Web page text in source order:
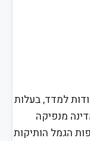
למדד, בעלות
מנפיקה
הגמל הותיקות